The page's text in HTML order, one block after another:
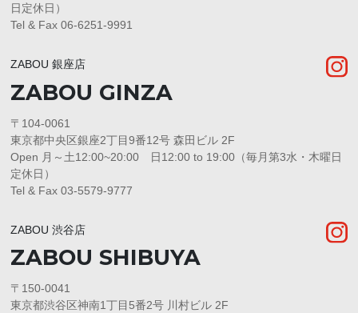
日定休日）
Tel & Fax 06-6251-9991
ZABOU 銀座店
ZABOU GINZA
〒104-0061
東京都中央区銀座2丁目9番12号 森田ビル 2F
Open 月～土12:00~20:00 日12:00 to 19:00（毎月第3水・木曜日
定休日）
Tel & Fax 03-5579-9777
ZABOU 渋谷店
ZABOU SHIBUYA
〒150-0041
東京都渋谷区神南1丁目5番2号 川村ビル 2F